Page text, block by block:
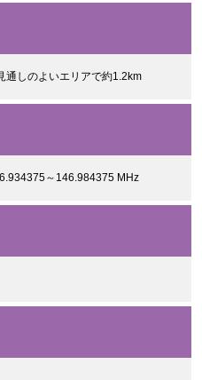
通しのよいエリアで約1.2km
～146.984375 MHz